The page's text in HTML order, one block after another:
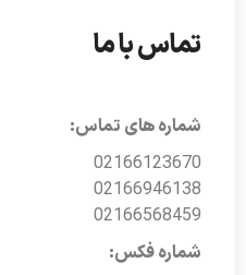
تماس با ما
شماره های تماس:
02166123670
02166946138
02166568459
شماره فکس: